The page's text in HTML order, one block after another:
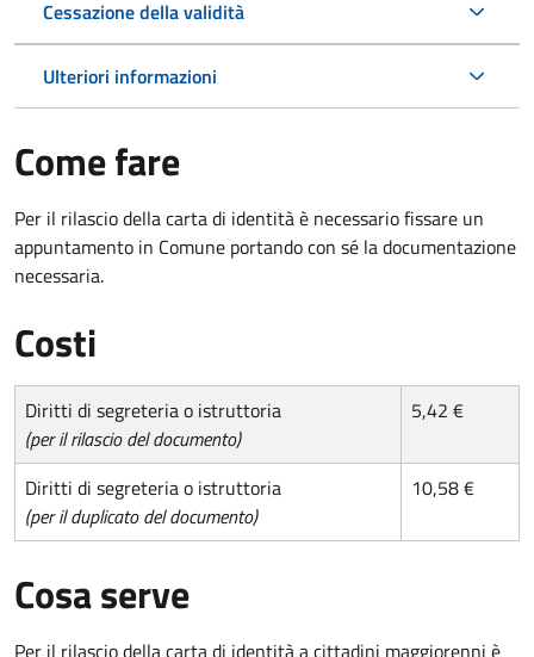
Cessazione della validità
Ulteriori informazioni
Come fare
Per il rilascio della carta di identità è necessario fissare un
appuntamento in Comune portando con sé la documentazione
necessaria.
Costi
Diritti di segreteria o istruttoria
(per il rilascio del documento)
5,42 €
Diritti di segreteria o istruttoria
(per il duplicato del documento)
10,58 €
Cosa serve
Per il rilascio della carta di identità a cittadini maggiorenni è